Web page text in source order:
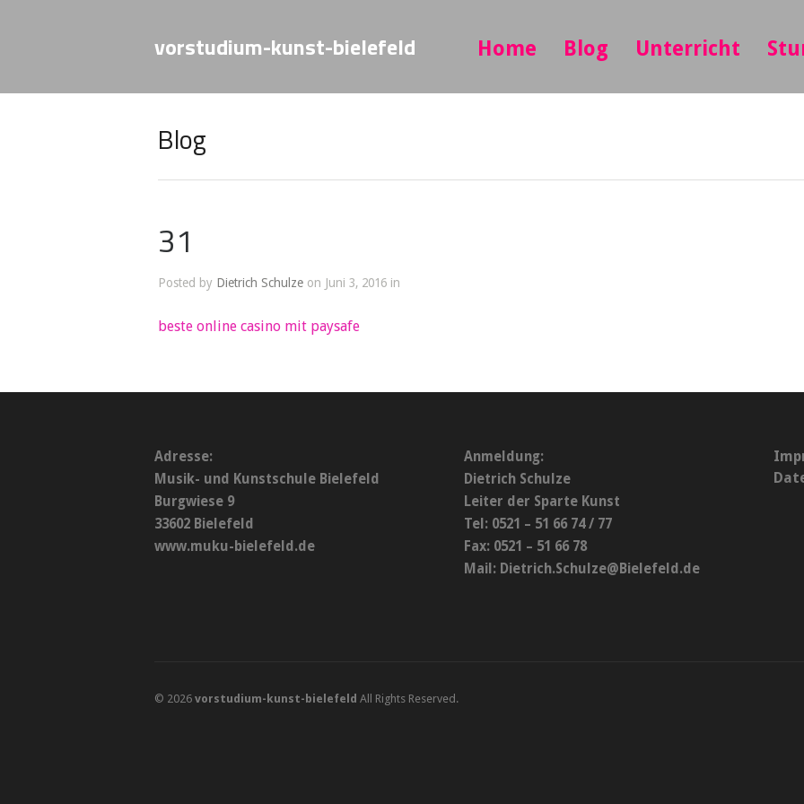
vorstudium-kunst-bielefeld Home Blog Unterricht
Blog
31
Posted by Dietrich Schulze on Juni 3, 2016 in
beste online casino mit paysafe
Adresse:
Musik- und Kunstschule Bielefeld
Burgwiese 9
33602 Bielefeld
www.muku-bielefeld.de
Anmeldung:
Dietrich Schulze
Leiter der Sparte Kunst
Tel: 0521 – 51 66 74 / 77
Fax: 0521 – 51 66 78
Mail: Dietrich.Schulze@Bielefeld.de
© 2026 vorstudium-kunst-bielefeld All Rights Reserved.